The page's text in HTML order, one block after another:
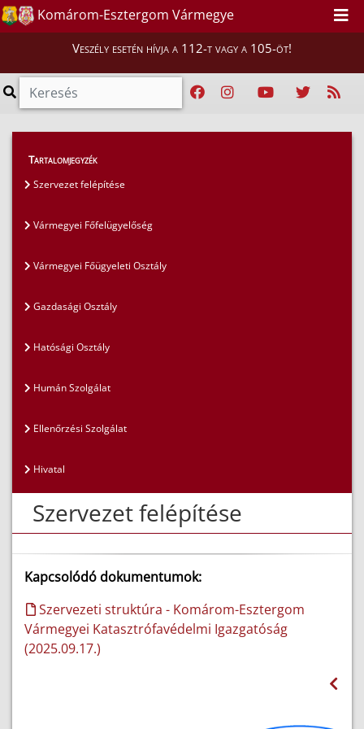
Komárom-Esztergom Vármegye
Veszély esetén hívja a 112-t vagy a 105-öt!
Magunkról
Tartalomjegyzék
Szervezet felépítése
Vármegyei Főfelügyelőség
Vármegyei Főügyeleti Osztály
Gazdasági Osztály
Hatósági Osztály
Humán Szolgálat
Ellenőrzési Szolgálat
Hivatal
Szervezet felépítése
Kapcsolódó dokumentumok:
Szervezeti struktúra - Komárom-Esztergom
Vármegyei Katasztrófavédelmi Igazgatóság
(2025.09.17.)